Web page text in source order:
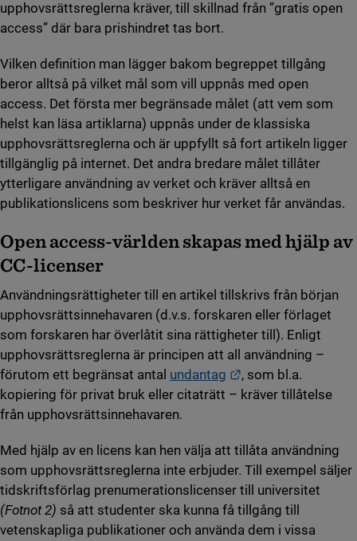
upphovsrättsreglerna kräver, till skillnad från ”gratis open
access” där bara prishindret tas bort.
Vilken definition man lägger bakom begreppet tillgång
beror alltså på vilket mål som vill uppnås med open
access. Det första mer begränsade målet (att vem som
helst kan läsa artiklarna) uppnås under de klassiska
upphovsrättsreglerna och är uppfyllt så fort artikeln ligger
tillgänglig på internet. Det andra bredare målet tillåter
ytterligare användning av verket och kräver alltså en
publikationslicens som beskriver hur verket får användas.
Open access-världen skapas med hjälp av
CC-licenser
Användningsrättigheter till en artikel tillskrivs från början
upphovsrättsinnehavaren (d.v.s. forskaren eller förlaget
som forskaren har överlåtit sina rättigheter till). Enligt
upphovsrättsreglerna är principen att all användning –
förutom ett begränsat antal undantag Länk till annan
, som bl.a.
kopiering för privat bruk eller citaträtt – kräver tillåtelse
från upphovsrättsinnehavaren.
Med hjälp av en licens kan hen välja att tillåta användning
som upphovsrättsreglerna inte erbjuder. Till exempel säljer
tidskriftsförlag prenumerationslicenser till universitet
(Fotnot 2) så att studenter ska kunna få tillgång till
vetenskapliga publikationer och använda dem i vissa